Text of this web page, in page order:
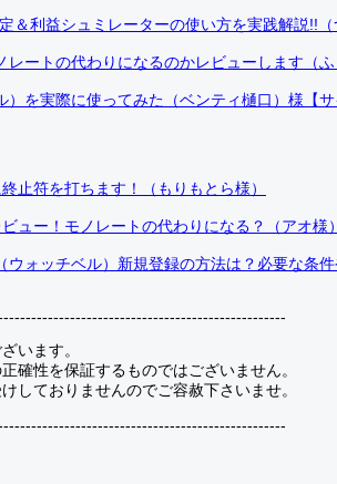
＆利益シュミレーターの使い方を実践解説!!
レートの代わりになるのかレビューします（
）を実際に使ってみた（ベンティ樋口）様【
止符を打ちます！（もりもとら様）
ュー！モノレートの代わりになる？（アオ様
ウォッチベル）新規登録の方法は？必要な条
います。
確性を保証するものではございません。
しておりませんのでご容赦下さいませ。